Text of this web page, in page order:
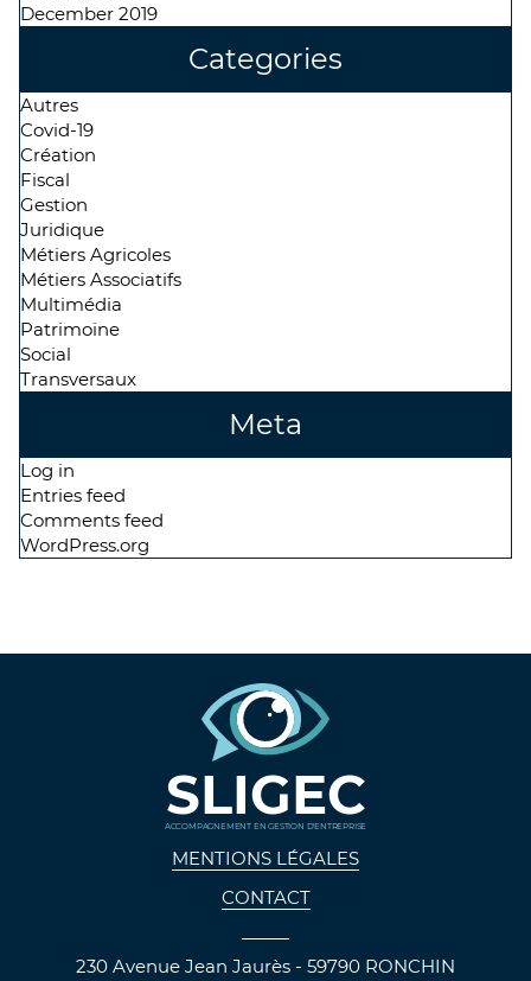
December 2019
Categories
Autres
Covid-19
Création
Fiscal
Gestion
Juridique
Métiers Agricoles
Métiers Associatifs
Multimédia
Patrimoine
Social
Transversaux
Meta
Log in
Entries feed
Comments feed
WordPress.org
SLIGEC
ACCOMPAGNEMENT EN GESTION D'ENTREPRISE
MENTIONS LÉGALES
CONTACT
230 Avenue Jean Jaurès - 59790 RONCHIN